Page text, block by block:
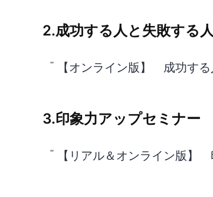
2.成功する人と失敗する
【オンライン版】 成功す
3.印象力アップセミナー
【リアル＆オンライン版